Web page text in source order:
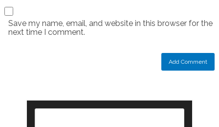
Save my name, email, and website in this browser for the
next time I comment.